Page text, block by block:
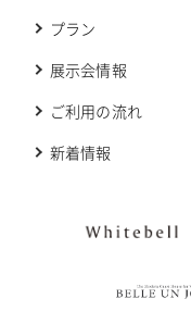
プラン
展示会情報
ご利用の流れ
新着情報